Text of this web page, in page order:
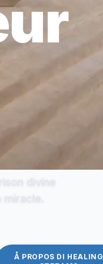
Å PROPOS DI HEALING